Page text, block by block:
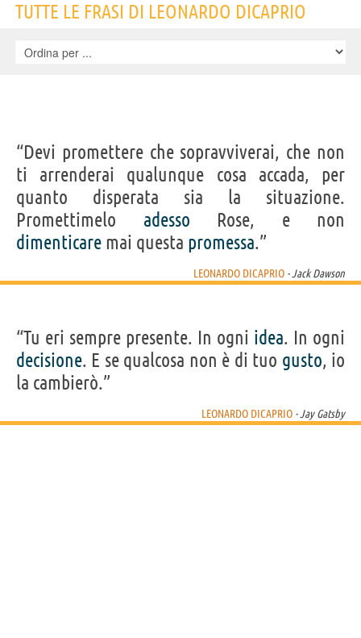
IDENTIKIT E DATI ANAGRAFICI
Leonardo
Cognome DiCaprio
11 novembre 1974 a Los Angeles
Sesso maschile
Nazionalità statunitense
Professione attore
Segno zodiacale Scorpione
Una battaglia
dopo...
TUTTE LE FRASI DI LEONARDO DICAPRIO
“Devi promettere che sopravviverai, che non
ti arrenderai qualunque cosa accada, per
quanto disperata sia la situazione.
Promettimelo adesso Rose, e non
dimenticare mai questa promessa.”
LEONARDO DICAPRIO - Jack Dawson
“Tu eri sempre presente. In ogni idea. In ogni
decisione. E se qualcosa non è di tuo gusto, io
la cambierò.”
LEONARDO DICAPRIO - Jay Gatsby